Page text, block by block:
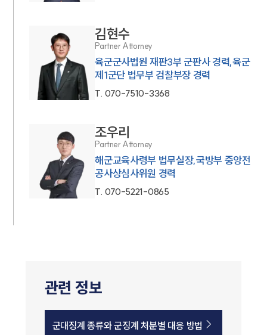
김현수
Partner Attorney
육군군사법원 재판3부 군판사 경력,육군
제1군단 법무부 검찰부장 경력
T. 070-7510-3368
조우리
Partner Attorney
해군교육사령부 법무실장,국방부 중앙전
공사상심사위원 경력
T. 070-5221-0865
관련 정보
군대징계 종류와 군징계 처분별 대응 방법